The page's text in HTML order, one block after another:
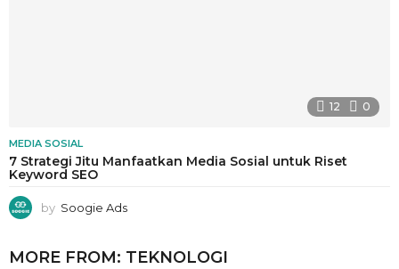
12 0
MEDIA SOSIAL
7 Strategi Jitu Manfaatkan Media Sosial untuk Riset
Keyword SEO
by Soogie Ads
MORE FROM: TEKNOLOGI